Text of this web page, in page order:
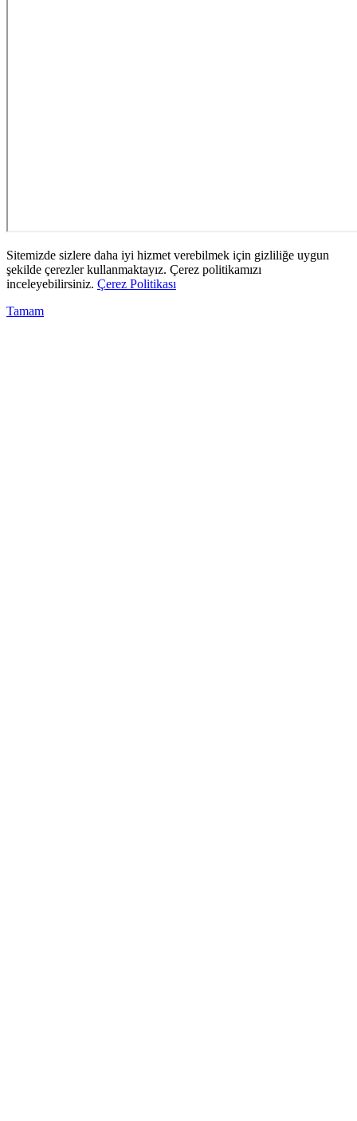
Sitemizde sizlere daha iyi hizmet verebilmek için gizliliğe uygun
şekilde çerezler kullanmaktayız. Çerez politikamızı
inceleyebilirsiniz. Çerez Politikası
Tamam